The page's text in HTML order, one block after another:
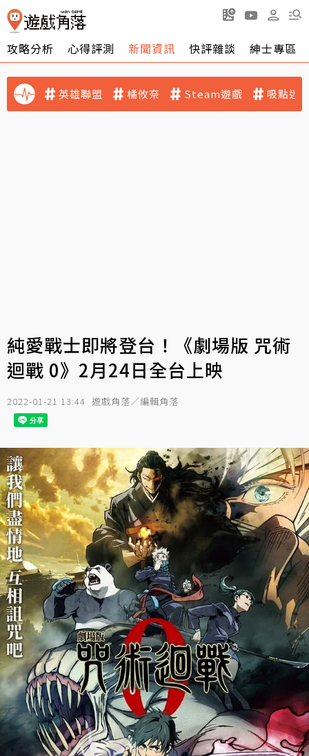
攻略分析 心得評測 新聞資訊 快評雜談 紳士專區
英雄聯盟 橘攸奈 Steam遊戲 吸點迷
純愛戰士即將登台！《劇場版 咒術
迴戰 0》2月24日全台上映
2022-01-21 13:44 遊戲角落／編輯角落